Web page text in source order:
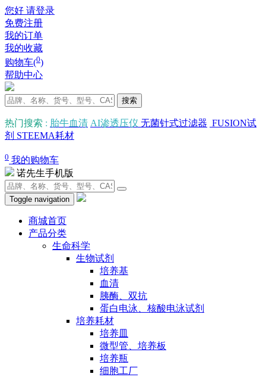
您好 请登录
免费注册
我的订单
我的收藏
购物车(0)
帮助中心
搜索
热门搜索 : 胎牛血清 AI渗透压仪 无菌针式过滤器 FUSION试
剂 STEEMA耗材
0 我的购物车
诺先生手机版
Toggle navigation
商城首页
产品分类
生命科学
生物试剂
培养基
血清
胰酶、双抗
蛋白电泳、核酸电泳试剂
培养耗材
培养皿
微型管、培养板
培养瓶
细胞工厂